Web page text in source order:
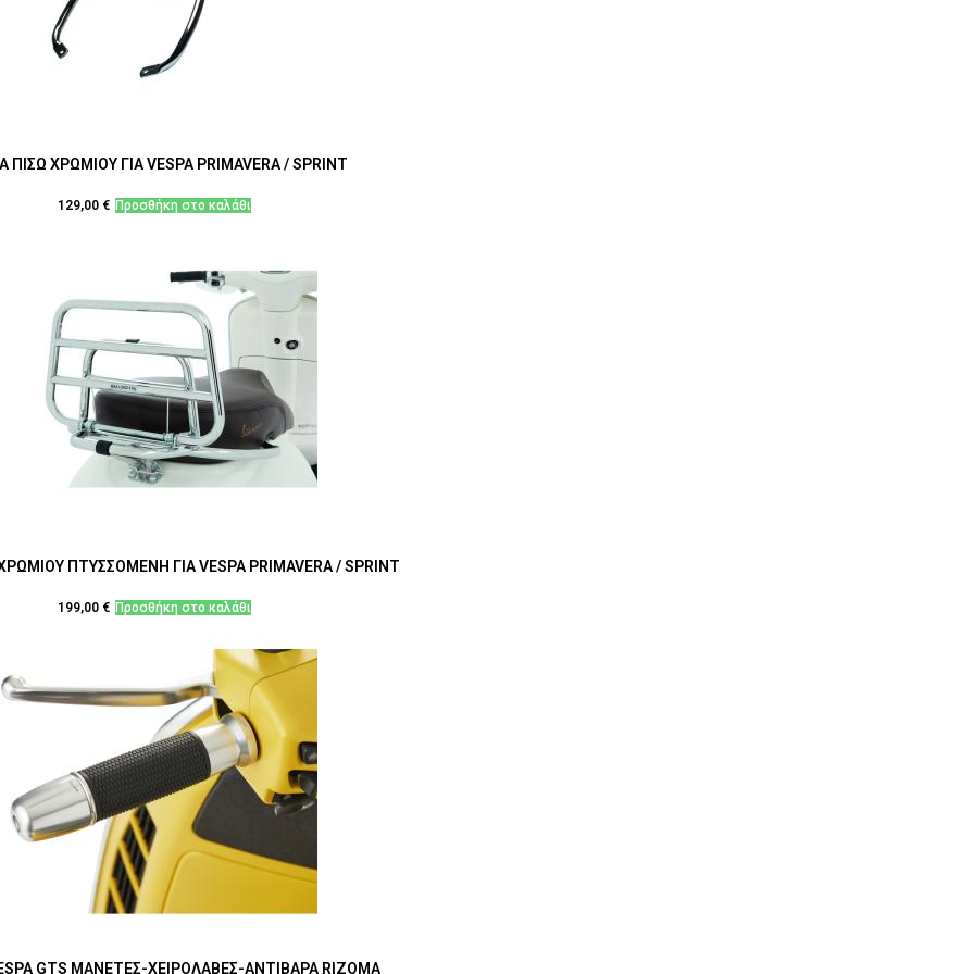
ΠΙΣΩ ΧΡΩΜΙΟΥ ΓΙΑ VESPA PRIMAVERA / SPRINT
129,00 € Προσθήκη στο καλάθι
ΠΤΥΣΣΟΜΕΝΗ ΓΙΑ VESPA PRIMAVERA / SPRINT
199,00 € Προσθήκη στο καλάθι
GTS ΜΑΝΕΤΕΣ-ΧΕΙΡΟΛΑΒΕΣ-ΑΝΤΙΒΑΡΑ RIZOMA